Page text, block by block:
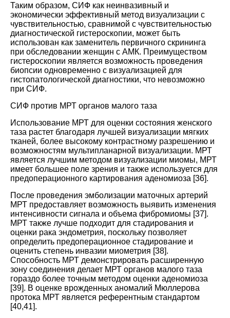
Таким образом, СИФ как неинвазивный и
экономически эффективный метод визуализации с
чувствительностью, сравнимой с чувствительностью
диагностической гистероскопии, может быть
использован как заменитель первичного скрининга
при обследовании женщин с АМК. Преимуществом
гистероскопии является возможность проведения
биопсии одновременно с визуализацией для
гистопатологической диагностики, что невозможно
при СИФ.
СИФ против МРТ органов малого таза
Использование МРТ для оценки состояния женского
таза растет благодаря лучшей визуализации мягких
тканей, более высокому контрастному разрешению и
возможностям мультипланарной визуализации. МРТ
является лучшим методом визуализации миомы, МРТ
имеет большее поле зрения и также используется для
предоперационного картирования аденомиоза [36].
После проведения эмболизации маточных артерий
МРТ предоставляет возможность выявить изменения
интенсивности сигнала и объема фибромиомы [37].
МРТ также лучше подходит для стадирования и
оценки рака эндометрия, поскольку позволяет
определить предоперационное стадирование и
оценить степень инвазии миометрия [38].
Способность МРТ демонстрировать расширенную
зону соединения делает МРТ органов малого таза
гораздо более точным методом оценки аденомиоза
[39]. В оценке врожденных аномалий Мюллерова
протока МРТ является референтным стандартом
[40,41].